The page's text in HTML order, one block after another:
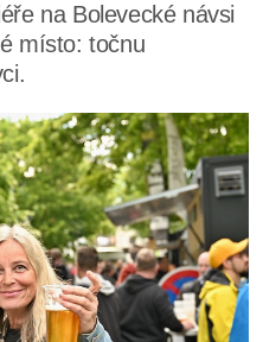
na Bolevecké návsi
místo: točnu